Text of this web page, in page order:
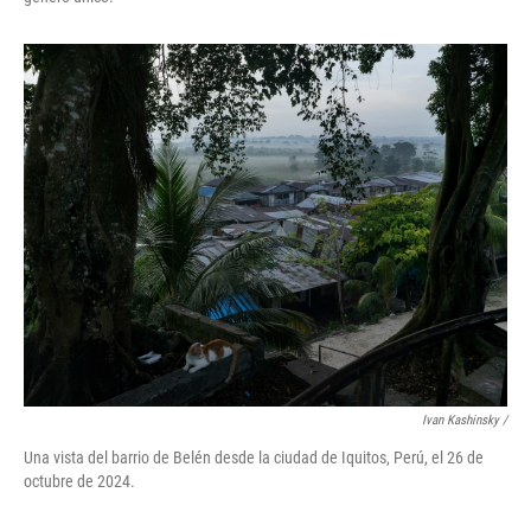
Ivan Kashinsky/
Una vista del barrio de Belén desde la ciudad de Iquitos, Perú, el 26 de
octubre de 2024.